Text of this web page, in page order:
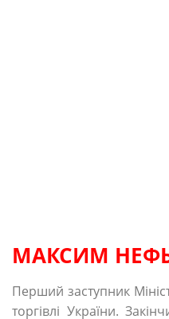
МАКСИМ
Перший заступник
торгівлі України.